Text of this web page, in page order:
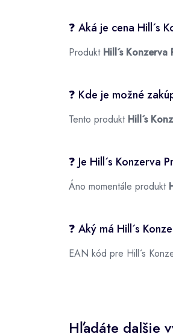
❓ Aká je cena Hill´s
Produkt Hill´s
❓ Kde je možné
Tento produkt Hill´s
❓ Je Hill´s
Áno momentále produkt
❓ Aký má Hill´s
EAN kód pre Hill´s
Hľadáte dalšie